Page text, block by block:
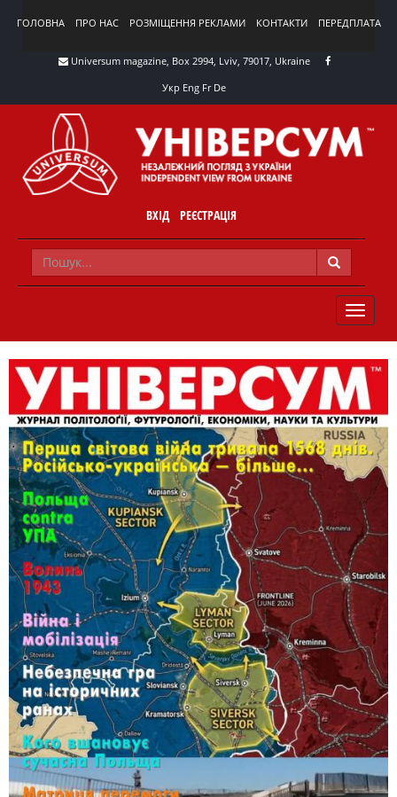
ГОЛОВНА ПРО НАС РОЗМІЩЕННЯ РЕКЛАМИ КОНТАКТИ ПЕРЕДПЛАТА
Universum magazine, Box 2994, Lviv, 79017, Ukraine
Укр Eng Fr De
ВХІД РЕЄСТРАЦІЯ
TOGGLE